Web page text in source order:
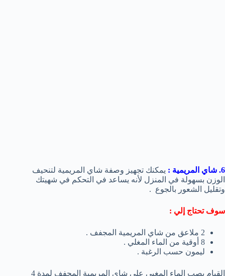
6. شاي المريمية :
يمكنك تجهيز وصفة شاي المريمية لتنحيف
الوزن بسهولة في المنزل لأنه يساعد في التحكم في شهيتك
وتقليل الشعور بالجوع .
سوف تحتاج إلي :
2 ملاعق من شاي المريمية المجفف .
8 أوقية من الماء المغلي .
ليمون حسب الرغبة .
القيام بصب الماء المغبي علي شاي المريمية المجفف لمدة 4